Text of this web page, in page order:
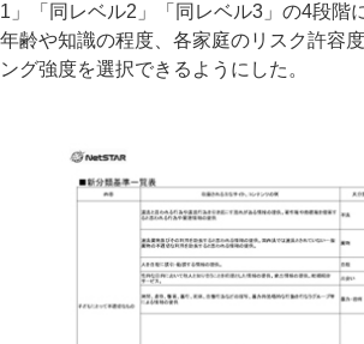
1」「同レベル2」「同レベル3」の4段階
年齢や知識の程度、各家庭のリスク許容
ング強度を選択できるようにした。